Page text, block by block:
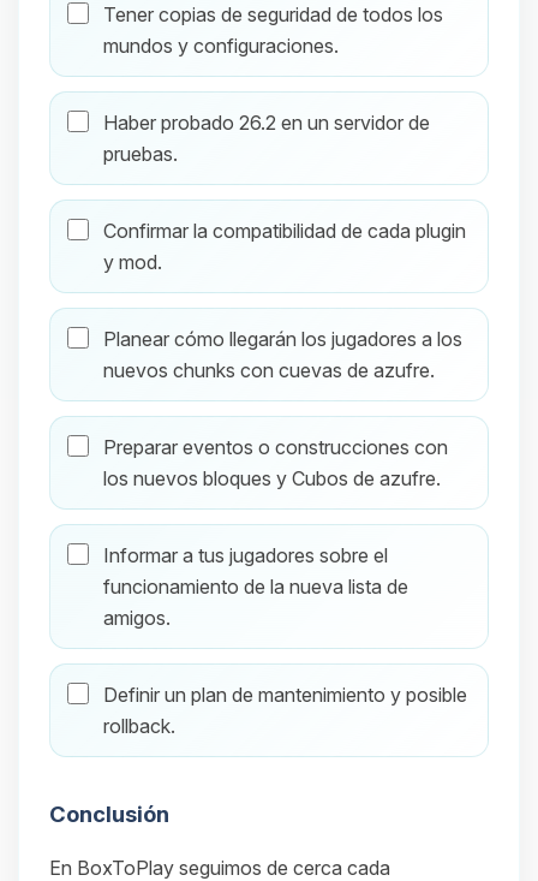
Tener copias de seguridad de todos los
mundos y configuraciones.
Haber probado 26.2 en un servidor de
pruebas.
Confirmar la compatibilidad de cada plugin
y mod.
Planear cómo llegarán los jugadores a los
nuevos chunks con cuevas de azufre.
Preparar eventos o construcciones con
los nuevos bloques y Cubos de azufre.
Informar a tus jugadores sobre el
funcionamiento de la nueva lista de
amigos.
Definir un plan de mantenimiento y posible
rollback.
Conclusión
En BoxToPlay seguimos de cerca cada